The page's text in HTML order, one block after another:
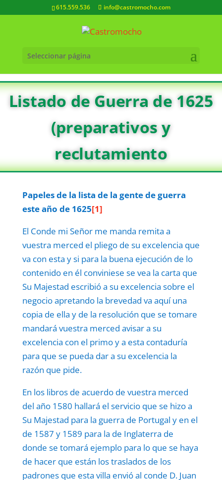
615.559.536 info@castromocho.com
Seleccionar página
Listado de Guerra de 1625
(preparativos y
reclutamiento
Papeles de la lista de la gente de guerra
este año de 1625[1]
El Conde mi Señor me manda remita a
vuestra merced el pliego de su excelencia que
va con esta y si para la buena ejecución de lo
contenido en él conviniese se vea la carta que
Su Majestad escribió a su excelencia sobre el
negocio apretando la brevedad va aquí una
copia de ella y de la resolución que se tomare
mandará vuestra merced avisar a su
excelencia con el primo y a esta contaduría
para que se pueda dar a su excelencia la
razón que pide.
En los libros de acuerdo de vuestra merced
del año 1580 hallará el servicio que se hizo a
Su Majestad para la guerra de Portugal y en el
de 1587 y 1589 para la de Inglaterra de
donde se tomará ejemplo para lo que se haya
de hacer que están los traslados de los
padrones que esta villa envió al conde D. Juan